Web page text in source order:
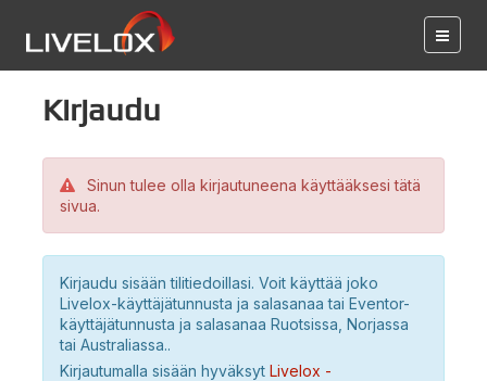
Kirjaudu
Sinun tulee olla kirjautuneena käyttääksesi tätä
sivua.
Kirjaudu sisään tilitiedoillasi. Voit käyttää joko
Livelox-käyttäjätunnusta ja salasanaa tai Eventor-
käyttäjätunnusta ja salasanaa Ruotsissa, Norjassa
tai Australiassa..
Kirjautumalla sisään hyväksyt Livelox -